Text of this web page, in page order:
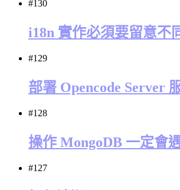
#130
i18n 實作必須要留意不
#129
部署 Opencode Server
#128
操作 MongoDB 一定會
#127